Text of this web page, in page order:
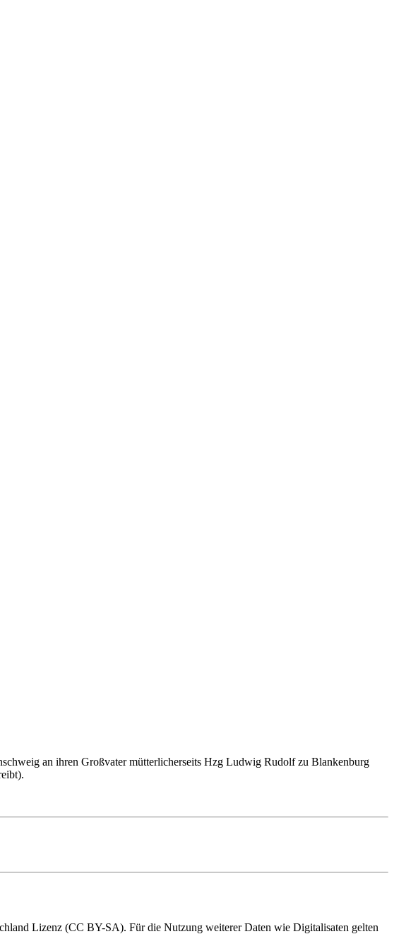
an ihren Großvater mütterlicherseits Hzg Ludwig Rudolf zu Blankenburg
Lizenz (CC BY-SA). Für die Nutzung weiterer Daten wie Digitalisaten gelten